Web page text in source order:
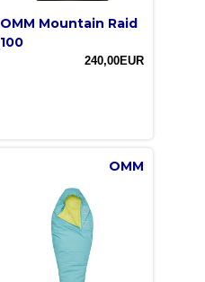
OMM Mountain Raid
100
240,00EUR
OMM